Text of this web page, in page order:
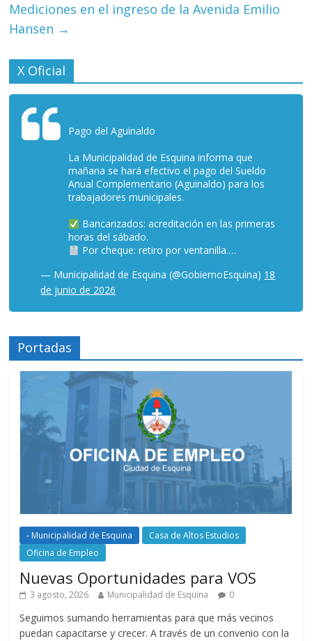
Mediciones en el ingreso de la Avenida Emilio
Hansen →
X Oficial
Pago del Aguinaldo
La Municipalidad de Esquina informa que
mañana se hará efectivo el pago del Sueldo
Anual Complementario (Aguinaldo) para los
trabajadores municipales.
Bancarizados: acreditación en las primeras
horas del sábado.
Por cheque: retiro por ventanilla.…
— Municipalidad de Esquina (@GobiernoEsquina) 18
de junio de 2026
Portadas
- Municipalidad de Esquina
Casa de Altos Estudios
Oficina de Empleo
Nuevas Oportunidades para VOS
3 agosto, 2026 Municipalidad de Esquina 0
Seguimos sumando herramientas para que más vecinos
puedan capacitarse y crecer. A través de un convenio con la